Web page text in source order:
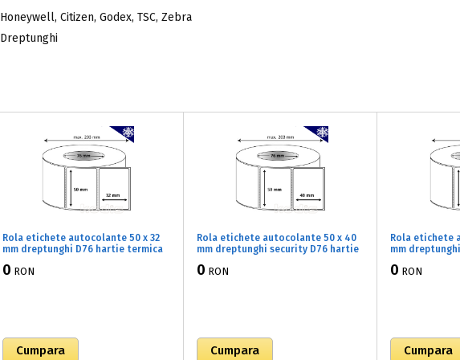
Honeywell, Citizen, Godex, TSC, Zebra
Dreptunghi
Rola etichete autocolante 50 x 32
mm dreptunghi D76 hartie termica
5000 buc/rola (B2x050032)
0 RON
Rola etichete autocolante 50 x 40
mm dreptunghi security D76 hartie
mat, 4000 buc/rola (B2x050040)
0 RON
Rola etichete
mm
5000 buc/rola
0 RON